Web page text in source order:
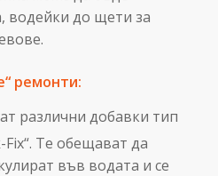
водейки до щети за
ремонти:
различни добавки тип
Те обещават да
във водата и се